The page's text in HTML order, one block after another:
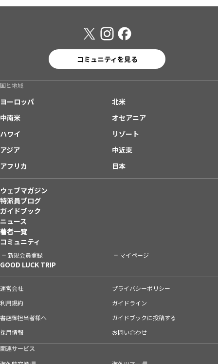
コミュニティを見る
国と地域
ヨーロッパ
北米
中南米
オセアニア
ハワイ
リゾート
アジア
中近東
アフリカ
日本
ウェブマガジン
特派員ブログ
ガイドブック
ニュース
著者一覧
コミュニティ
新規会員登録 マイページ
GOOD LUCK TRIP
運営会社
プライバシーポリシー
利用規約
ガイドライン
書店御担当者様へ
ガイドブックに投稿する
採用情報
お問い合わせ
関連サービス